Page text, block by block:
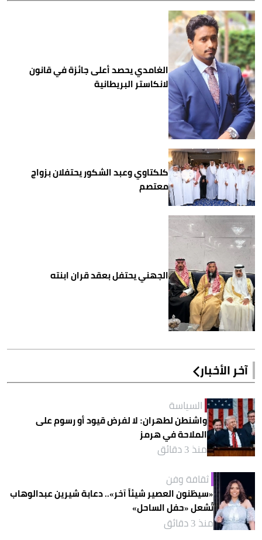
الغامدي يحصد أعلى جائزة في قانون
لانكاستر البريطانية
كلكتاوي وعبد الشكور يحتفلان بزواج
معتصم
الجهني يحتفل بعقد قران ابنته
آخر الأخبار
السياسة
واشنطن لطهران: لا لفرض قيود أو رسوم على
الملاحة في هرمز
منذ 3 دقائق
ثقافة وفن
«سيظنون العصير شيئاً آخر».. دعابة شيرين عبدالوهاب
تُشعل «حفل الساحل»
منذ 3 دقائق